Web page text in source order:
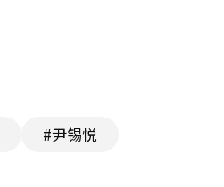
#尹锡悦